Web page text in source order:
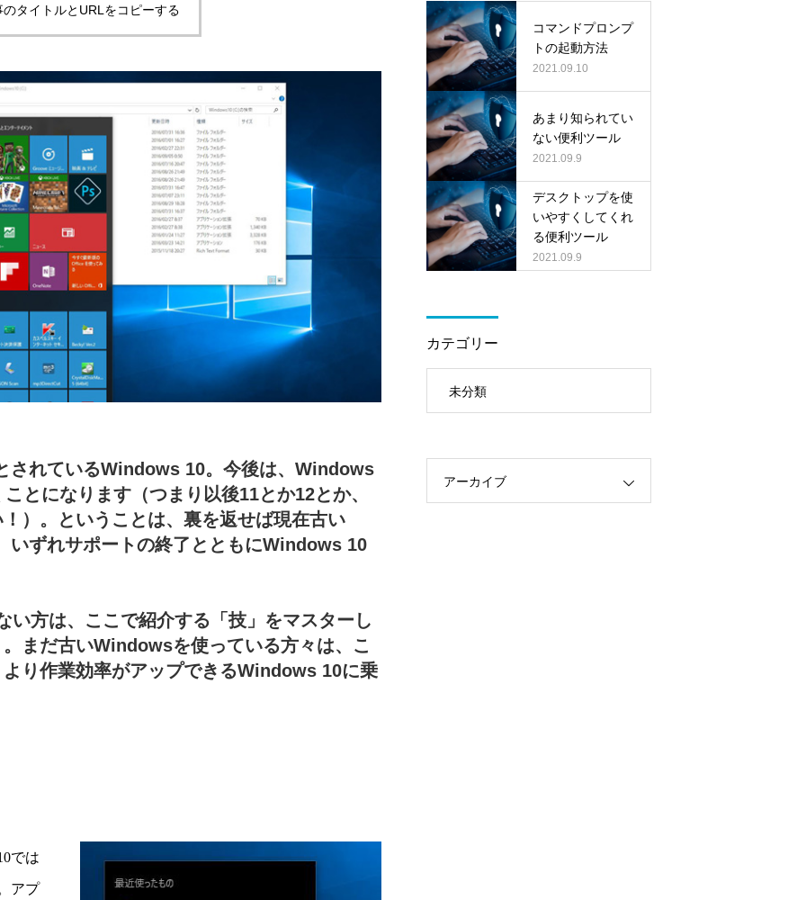
のタイトルとURLをコピーする
されているWindows 10。今後は、Windows
とになります（つまり以後11とか12とか、
）。ということは、裏を返せば現在古い
いずれサポートの終了とともにWindows 10
方は、ここで紹介する「技」をマスターし
まだ古いWindowsを使っている方々は、こ
り作業効率がアップできるWindows 10に乗
では
アプ
コマンドプロンプ
トの起動方法
2021.09.10
あまり知られてい
ない便利ツール
2021.09.9
デスクトップを使
いやすくしてくれ
る便利ツール
2021.09.9
カテゴリー
未分類
アーカイブ